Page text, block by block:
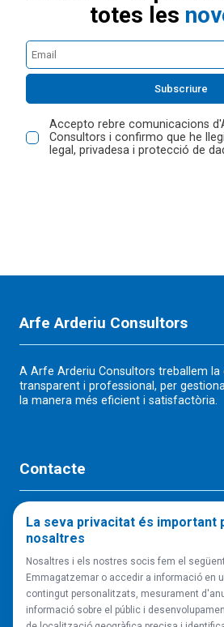
totes les
Subscriure
Accepto rebre comunicacions
Consultors i confirmo que he
legal, privadesa i protecció de
Arfe Arderiu Consultors
A Arfe Arderiu Consultors treballem
transparent i professional, per
la manera més eficient i satisfactòria.
Contacte
Muralla del Carme, 17-23, 1r
08241, (Barcelona)
93 872 32 22
arfe@arfe.es